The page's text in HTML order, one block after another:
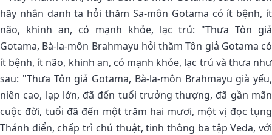
hãy nhân danh ta hỏi thăm Sa-môn Gotama có ít bệnh, ít
não, khinh an, có mạnh khỏe, lạc trú: "Thưa Tôn giả
Gotama, Bà-la-môn Brahmayu hỏi thăm Tôn giả Gotama có
ít bệnh, ít não, khinh an, có mạnh khỏe, lạc trú và thưa như
sau: "Thưa Tôn giả Gotama, Bà-la-môn Brahmayu già yếu,
niên cao, lạp lớn, đã đến tuổi trưởng thượng, đã gần mãn
cuộc đời, tuổi đã đến một trăm hai mươi, một vị đọc tụng
Thánh điển, chấp trì chú thuật, tinh thông ba tập Veda, với